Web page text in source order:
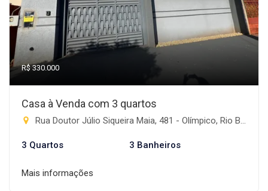
R$ 330.000
Casa à Venda com 3 quartos
Rua Doutor Júlio Siqueira Maia, 481 - Olímpico, Rio Brilhante-MS
3 Quartos 3 Banheiros
Mais informações